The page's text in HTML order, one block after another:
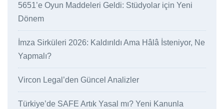
5651’e Oyun Maddeleri Geldi: Stüdyolar için Yeni
Dönem
İmza Sirküleri 2026: Kaldırıldı Ama Hâlâ İsteniyor, Ne
Yapmalı?
Vircon Legal’den Güncel Analizler
Türkiye’de SAFE Artık Yasal mı? Yeni Kanunla